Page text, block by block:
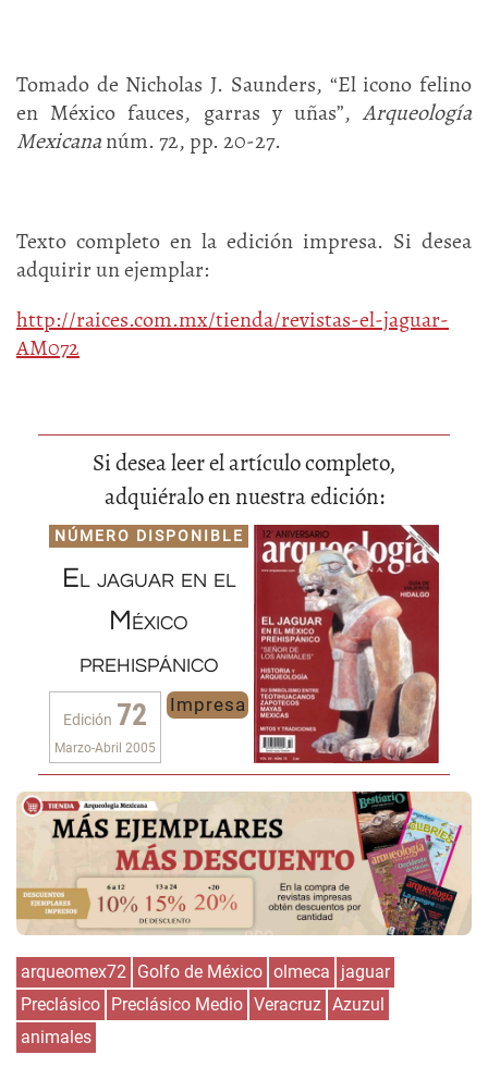
Tomado de Nicholas J. Saunders, “El icono felino
en México fauces, garras y uñas”, Arqueología
Mexicananúm. 72, pp. 20-27.
Texto completo en la edición impresa. Si desea
adquirir un ejemplar:
http://raices.com.mx/tienda/revistas-el-jaguar-
AM072
Si desea leer el artículo completo,
adquiéralo en nuestra edición:
NÚMERO DISPONIBLE
El jaguar en el
México
prehispánico
Edición 72
Marzo-Abril 2005
Impresa
arqueomex72 Golfo de México olmeca
jaguar
Preclásico Preclásico Medio Veracruz Azuzul
animales